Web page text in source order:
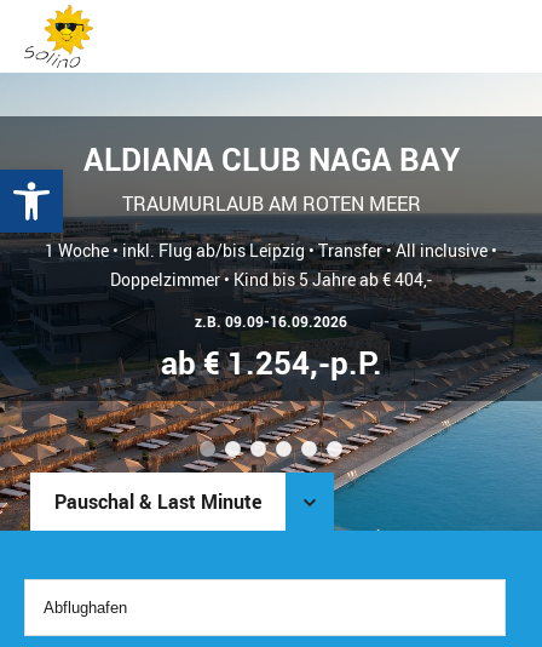
Werkzeugleiste öffnenALDIANA CLUB NAGA BAY
TRAUMURLAUB AM ROTEN MEER
1 Woche • inkl. Flug ab/bis Leipzig • Transfer • All inclusive •
Doppelzimmer • Kind bis 5 Jahre ab € 404,-
z.B. 09.09-16.09.2026
ab € 1.254,-p.P.
1 2 3 4 5 6
Pauschal & Last Minute